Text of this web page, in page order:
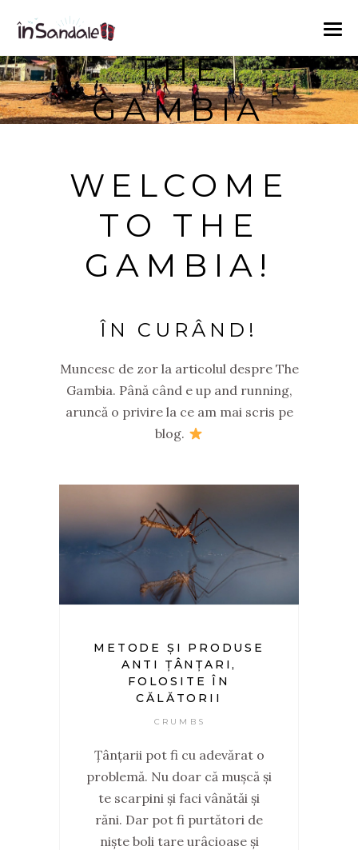
THE
GAMBIA
WELCOME
TO THE
GAMBIA!
ÎN CURÂND!
Muncesc de zor la articolul despre The
Gambia. Până când e up and running,
aruncă o privire la ce am mai scris pe
blog.
METODE ȘI PRODUSE
ANTI ȚÂNȚARI,
FOLOSITE ÎN
CĂLĂTORII
CRUMBS
Țânțarii pot fi cu adevărat o
problemă. Nu doar că mușcă și
te scarpini și faci vânătăi și
răni. Dar pot fi purtători de
niște boli tare urâcioase și